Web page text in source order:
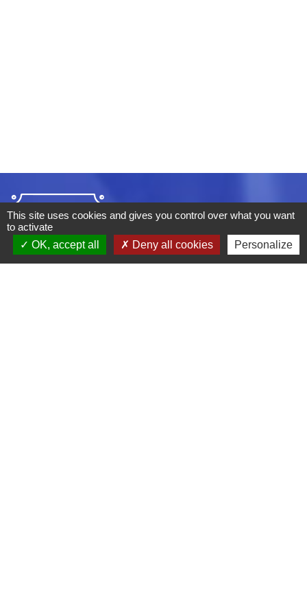
This site uses cookies and gives you control over what you want
to activate
OK, accept all
Deny all cookies Personalize